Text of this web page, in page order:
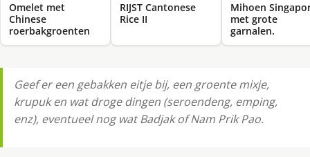
Omelet met
Chinese
roerbakgroenten
RIJST Cantonese
Rice II
Mihoen
met grote
garnalen.
Geef er een gebakken eitje bij, een groente mixje,
krupuk en wat droge dingen (seroendeng, emping,
enz), eventueel nog wat Badjak of Nam Prik Pao.